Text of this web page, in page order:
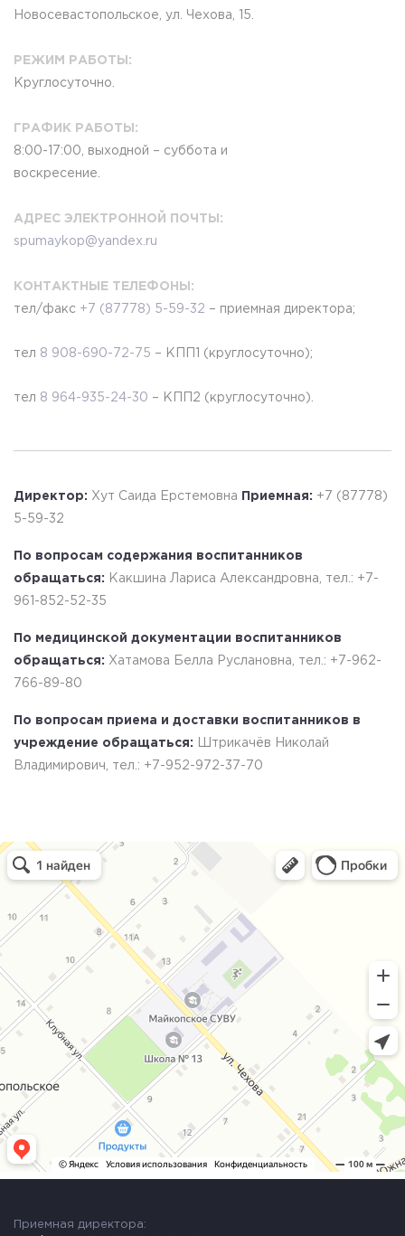
Новосевастопольское, ул. Чехова, 15.
РЕЖИМ РАБОТЫ:
Круглосуточно.
ГРАФИК РАБОТЫ:
8:00-17:00, выходной – суббота и
воскресение.
АДРЕС ЭЛЕКТРОННОЙ ПОЧТЫ:
spumaykop@yandex.ru
КОНТАКТНЫЕ ТЕЛЕФОНЫ:
тел/факс +7 (87778) 5-59-32 – приемная директора;
тел 8 908-690-72-75 – КПП1 (круглосуточно);
тел 8 964-935-24-30 – КПП2 (круглосуточно).
Директор: Хут Саида Ерстемовна Приемная: +7 (87778)
5-59-32
По вопросам содержания воспитанников
обращаться: Какшина Лариса Александровна, тел.: +7-
961-852-52-35
По медицинской документации воспитанников
обращаться: Хатамова Белла Руслановна, тел.: +7-962-
766-89-80
По вопросам приема и доставки воспитанников в
учреждение обращаться: Штрикачёв Николай
Владимирович, тел.: +7-952-972-37-70
Приемная директора: